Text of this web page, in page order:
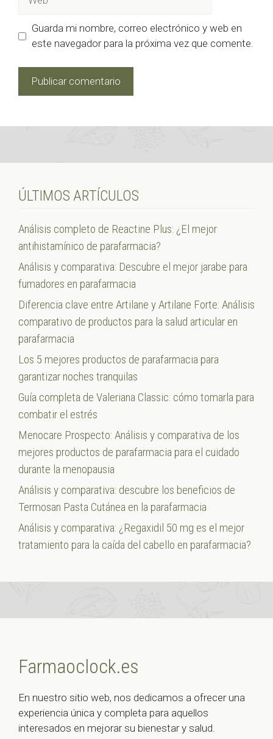
Guarda mi nombre, correo electrónico y web en
este navegador para la próxima vez que comente.
ÚLTIMOS ARTÍCULOS
Análisis completo de Reactine Plus: ¿El mejor
antihistamínico de parafarmacia?
Análisis y comparativa: Descubre el mejor jarabe para
fumadores en parafarmacia
Diferencia clave entre Artilane y Artilane Forte: Análisis
comparativo de productos para la salud articular en
parafarmacia
Los 5 mejores productos de parafarmacia para
garantizar noches tranquilas
Guía completa de Valeriana Classic: cómo tomarla para
combatir el estrés
Menocare Prospecto: Análisis y comparativa de los
mejores productos de parafarmacia para el cuidado
durante la menopausia
Análisis y comparativa: descubre los beneficios de
Termosan Pasta Cutánea en la parafarmacia
Análisis y comparativa: ¿Regaxidil 50 mg es el mejor
tratamiento para la caída del cabello en parafarmacia?
Farmaoclock.es
En nuestro sitio web, nos dedicamos a ofrecer una
experiencia única y completa para aquellos
interesados en mejorar su bienestar y salud.